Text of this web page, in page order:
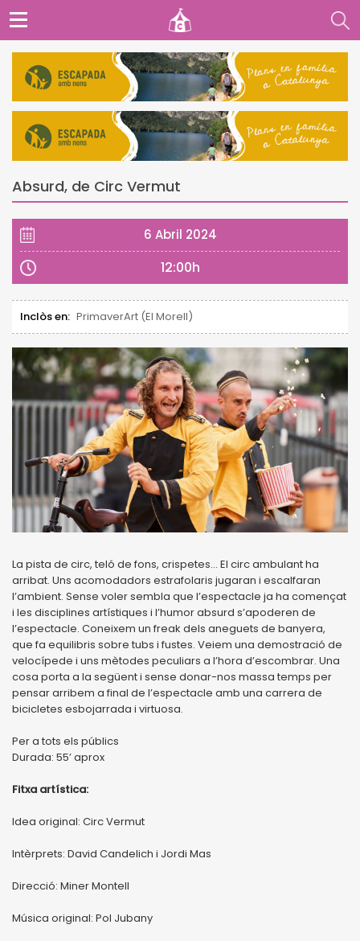
Absurd, de Circ Vermut
6 Abril 2024
12:00h
Inclòs en: PrimaverArt (El Morell)
La pista de circ, teló de fons, crispetes… El circ ambulant ha
arribat. Uns acomodadors estrafolaris jugaran i escalfaran
l’ambient. Sense voler sembla que l’espectacle ja ha començat
i les disciplines artístiques i l’humor absurd s’apoderen de
l’espectacle. Coneixem un freak dels aneguets de banyera,
que fa equilibris sobre tubs i fustes. Veiem una demostració de
velocípede i uns mètodes peculiars a l’hora d’escombrar. Una
cosa porta a la següent i sense donar-nos massa temps per
pensar arribem a final de l’espectacle amb una carrera de
bicicletes esbojarrada i virtuosa.
Per a tots els públics
Durada: 55’ aprox
Fitxa artística:
Idea original: Circ Vermut
Intèrprets: David Candelich i Jordi Mas
Direcció: Miner Montell
Música original: Pol Jubany